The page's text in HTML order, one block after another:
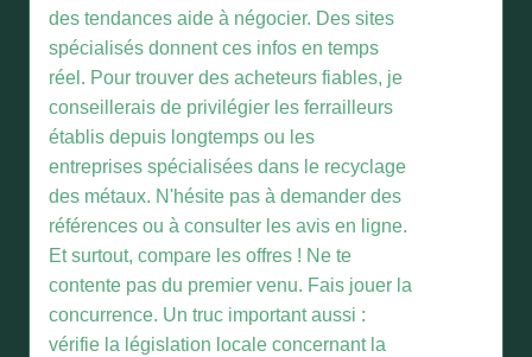
des tendances aide à négocier. Des sites
spécialisés donnent ces infos en temps
réel. Pour trouver des acheteurs fiables, je
conseillerais de privilégier les ferrailleurs
établis depuis longtemps ou les
entreprises spécialisées dans le recyclage
des métaux. N'hésite pas à demander des
références ou à consulter les avis en ligne.
Et surtout, compare les offres ! Ne te
contente pas du premier venu. Fais jouer la
concurrence. Un truc important aussi :
vérifie la législation locale concernant la